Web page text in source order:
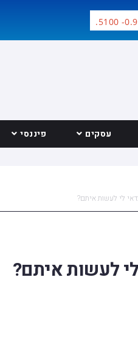
Inc. 356.6200 -3.5100 -0.9746%
עסקים פיננסי